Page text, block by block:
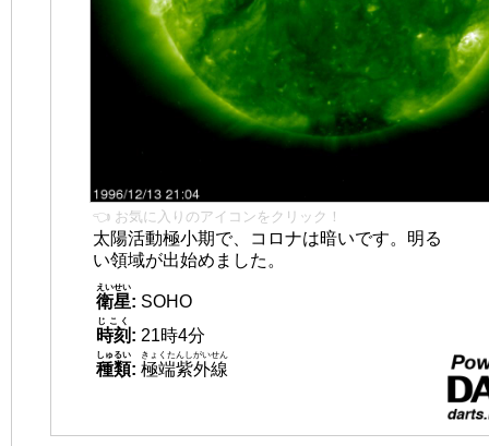
👈 お気に入りのアイコンをクリック！
太陽活動極小期で、コロナは暗いです。明る
い領域が出始めました。
衛星
えいせい
: SOHO
時刻
じこく
: 21時4分
種類
しゅるい
: 極端紫外線
きょくたんしがいせん